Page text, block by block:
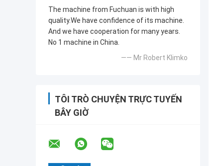
The machine from Fuchuan is with high
quality.We have confidence of its machine.
And we have cooperation for many years.
No 1 machine in China.
—— Mr Robert Klimko
TÔI TRÒ CHUYỆN TRỰC TUYẾN
BÂY GIỜ